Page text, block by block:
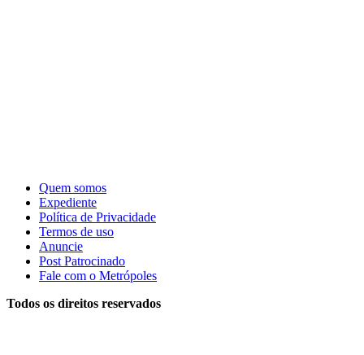
Quem somos
Expediente
Política de Privacidade
Termos de uso
Anuncie
Post Patrocinado
Fale com o Metrópoles
Todos os direitos reservados